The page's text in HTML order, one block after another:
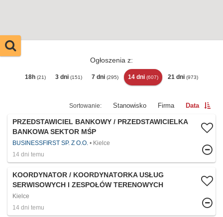
Ogłoszenia z:
18h (21) 3 dni (151) 7 dni (295) 14 dni (607) 21 dni (973)
Stanowisko Firma Data
PRZEDSTAWICIEL BANKOWY / PRZEDSTAWICIELKA
BANKOWA SEKTOR MŚP
BUSINESSFIRST SP. Z O.O.
Kielce
14 dni temu
KOORDYNATOR / KOORDYNATORKA USŁUG
SERWISOWYCH I ZESPOŁÓW TERENOWYCH
Kielce
14 dni temu